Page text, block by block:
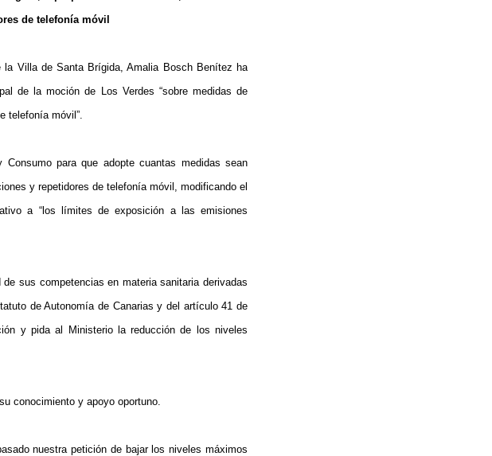
de telefonía móvil
la Villa de Santa Brígida,Amalia BoschBenítez ha
de la moción de Los Verdes “sobre medidas de
telefonía móvil”.
para que adopte cuantas medidas sean
y repetidores de telefonía móvil, modificando el
a “los límites de exposición a las emisiones
sus competencias en materia sanitaria derivadas
de Autonomía de Canarias y del artículo 41 de
y pida al Ministerio la reducción de los niveles
conocimiento y apoyo oportuno.
nuestra petición de bajar los niveles máximos